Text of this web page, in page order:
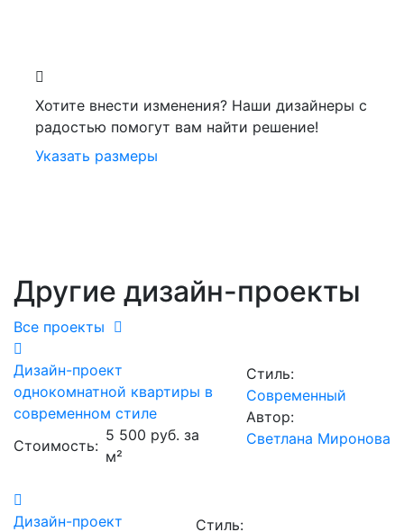
Хотите внести изменения? Наши дизайнеры с
радостью помогут вам найти решение!
Указать размеры
Другие дизайн-проекты
Все проекты
Дизайн-проект
однокомнатной квартиры в
современном стиле
Стоимость:
5 500 руб. за
м²
Стиль:
Современный
Автор:
Светлана Миронова
Дизайн-проект
Стиль: